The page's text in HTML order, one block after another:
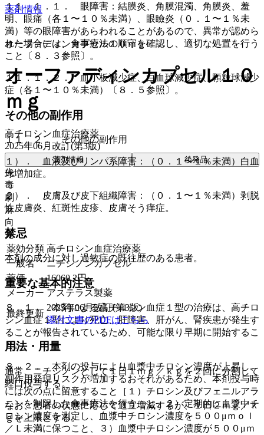
１１．１．１． 眼障害：結膜炎、角膜混濁、角膜炎、羞
明、眼痛（各１〜１０％未満）、眼瞼炎（０．１〜１％未
満）等の眼障害があらわれることがあるので、異常が認めら
れた場合には、食事療法の順守を確認し、適切な処置を行う
こと〔８．３参照〕。
１１．１．２． 血小板減少症、白血球減少症、顆粒球減少
症（各１〜１０％未満）〔８．５参照〕。
その他の副作用
１１．２． その他の副作用
１）． 血液及びリンパ系障害：（０．１〜１％未満）白血
球増加症。
２）． 皮膚及び皮下組織障害：（０．１〜１％未満）剥脱
性皮膚炎、紅斑性皮疹、皮膚そう痒症。
禁忌
本剤の成分に対し過敏症の既往歴のある患者。
重要な基本的注意
８．１． 本剤による高チロシン血症１型の治療は、高チロ
シン血症１型により死亡、肝障害、肝がん、腎疾患が発生す
ることが報告されているため、可能な限り早期に開始するこ
と。
８．２． 本剤の投与により血漿中チロシン濃度が上昇し、
副作用発現リスクが増加するおそれがあるため、本剤投与時
には次の点に留意すること［１）チロシン及びフェニルアラ
ニンを制限した食事療法を行うこと、２）定期的に血漿中チ
ロシン濃度を測定し、血漿中チロシン濃度を５００μｍｏｌ
／Ｌ未満に保つこと、３）血漿中チロシン濃度が５００μｍ
薬剤情報
オーファディンカプセル１０ｍｇ
オーファディンカプセル１０
ｍｇ
高チロシン血症治療薬
2025年06月改訂(第3版)
薬剤情報 後発品
先
毒
劇
麻
向
覚
薬効分類 高チロシン血症治療薬
一般名
ニチシノンカプセル
薬価
16060.2円
メーカー アステラス製薬
最終更新
2025年06月改訂(第3版)
添付文書のPDFはこちら
用法・用量
通常、ニチシノンとして１日１ｍｇ／ｋｇを２回に分割して
経口投与する。
なお、患者の状態に応じて適宜増減するが、１日２ｍｇ／ｋ
ｇを上限とする。